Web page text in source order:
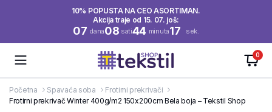
10% POPUSTA NA CEO ASORTIMAN.
Akcija traje od 15. 07. još:
07 dana08 sati44 minuta16 sek.
0
Početna Spavaća soba
Frotirni prekrivači
Frotirni prekrivač Winter 400g/m2 150x200cm Bela boja – Tekstil Shop